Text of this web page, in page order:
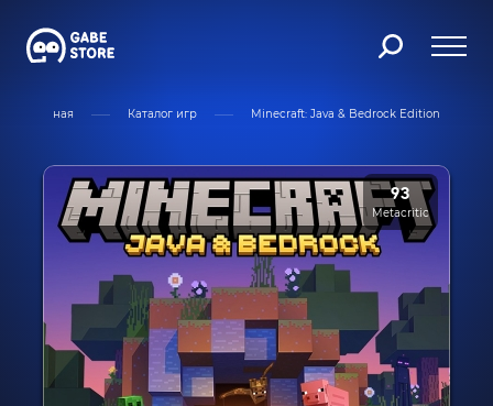
Главная Каталог игр Minecraft: Java & Bedrock Edition
93
Metacritic